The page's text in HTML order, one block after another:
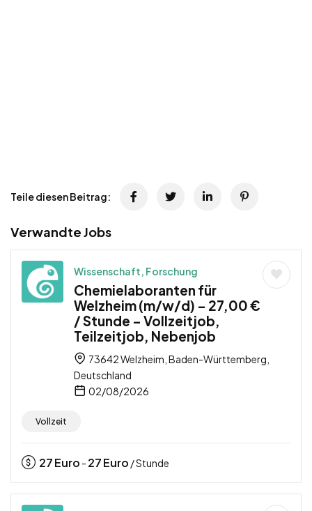
Teile diesen Beitrag:
Verwandte Jobs
Wissenschaft, Forschung
Chemielaboranten für
Welzheim (m/w/d) – 27,00 €
/ Stunde – Vollzeitjob,
Teilzeitjob, Nebenjob
73642 Welzheim, Baden-Württemberg,
Deutschland
02/08/2026
Vollzeit
27Euro - 27Euro / Stunde